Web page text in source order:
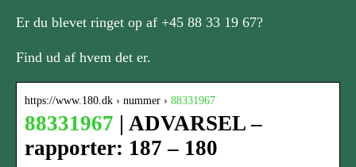
Er du blevet ringet op af +45 88 33 19 67?
Find ud af hvem det er.
https://www.180.dk › nummer › 88331967
88331967 | ADVARSEL –
rapporter: 187 – 180